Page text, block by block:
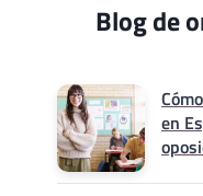
Blog de
en